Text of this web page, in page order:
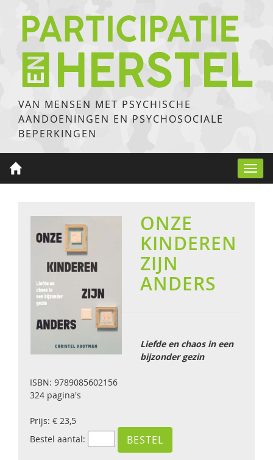
VAN MENSEN MET PSYCHISCHE
AANDOENINGEN EN PSYCHOSOCIALE
BEPERKINGEN
ONZE
KINDEREN
ZIJN
ANDERS
Liefde en chaos in een
bijzonder gezin
ISBN: 9789085602156
324 pagina's
Prijs: € 23,5
Bestel aantal: